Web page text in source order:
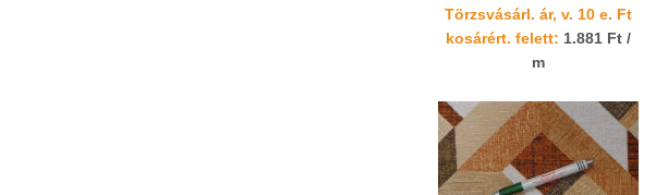
Törzsvásárl. ár, v. 10 e. Ft
kosárért. felett: 1.881 Ft /
m